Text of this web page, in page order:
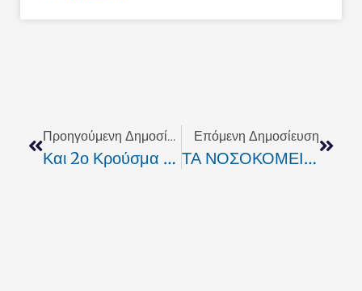
Προηγούμενη Δημοσίευση
Και 2ο Κρούσμα Του Ιού Της Νέας Γρίπης Στο Ρέθυμνο
Επόμενη Δημοσίευση
ΤΑ ΝΟΣΟΚΟΜΕΙΑ ΧΩΡΙΣ ΕΦΗΜΕΡΕΥΟΝΤΕΣ ΚΑΙ ΟΙ ΔΙΟΙΚΗΤΕΣ ΤΟΥΣ ΧΑΡΙΕΝΤΙΖΟΝΤΑΙ ΣΤΑ ΥΠΟΥΡΓΕΙΑ